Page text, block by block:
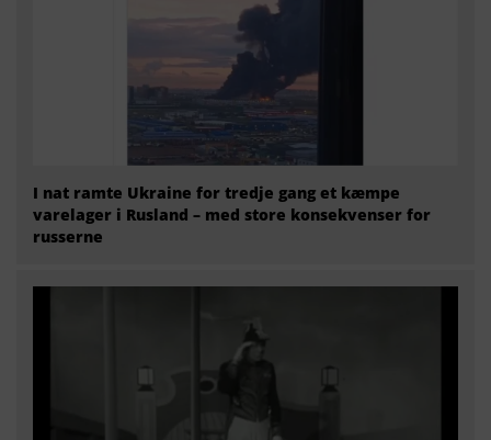
I nat ramte Ukraine for tredje gang et kæmpe
varelager i Rusland – med store konsekvenser for
russerne